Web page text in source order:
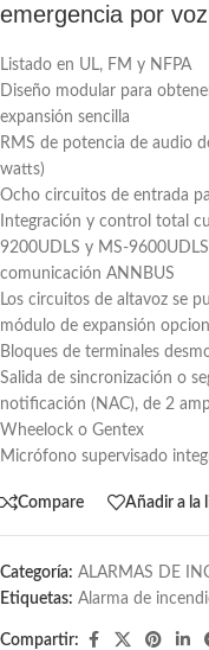
emergencia por voz
Listado en UL, FM y NFPA
Diseño modular para
expansión sencilla
RMS de potencia de audio
watts)
Ocho circuitos de entrada
Integración y control total
9200UDLS y MS-
comunicación ANNBUS
Los circuitos de altavoz se
módulo de expansión
Bloques de terminales
Salida de sincronización o
notificación (NAC), de 2
Wheelock o Gentex
Micrófono supervisado
Compare Añadir a la
Categoría: ALARMAS DE
Etiquetas: Alarma de
Compartir: